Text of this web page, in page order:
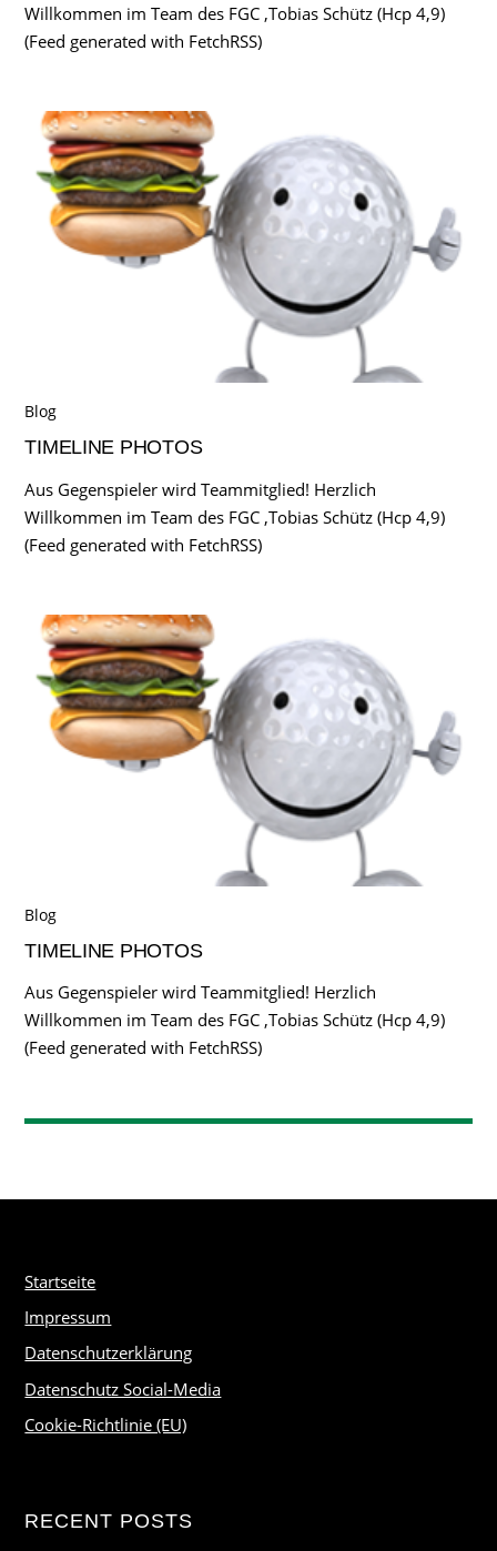
Willkommen im Team des FGC ,Tobias Schütz (Hcp 4,9)
(Feed generated with FetchRSS)
Blog
TIMELINE PHOTOS
Aus Gegenspieler wird Teammitglied! Herzlich
Willkommen im Team des FGC ,Tobias Schütz (Hcp 4,9)
(Feed generated with FetchRSS)
Blog
TIMELINE PHOTOS
Aus Gegenspieler wird Teammitglied! Herzlich
Willkommen im Team des FGC ,Tobias Schütz (Hcp 4,9)
(Feed generated with FetchRSS)
Startseite
Impressum
Datenschutzerklärung
Datenschutz Social-Media
Cookie-Richtlinie (EU)
RECENT POSTS